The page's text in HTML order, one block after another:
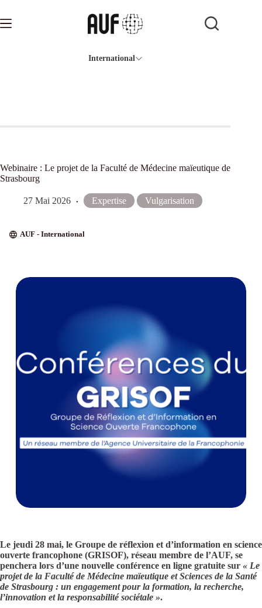
contenu
International
Webinaire : Le projet de la Faculté de Médecine maïeutique de
Strasbourg
27 Mai 2026 Expertise Vulgarisation
AUF - International
Le jeudi 28 mai, le Groupe de réflexion et d’information en science
ouverte francophone (GRISOF), réseau membre de l’AUF, se
penchera lors d’une nouvelle conférence en ligne gratuite sur « Le
projet de la Faculté de Médecine maïeutique et Sciences de la Santé
de Strasbourg : un engagement pour la formation, la recherche,
l’innovation et la responsabilité sociétale ».